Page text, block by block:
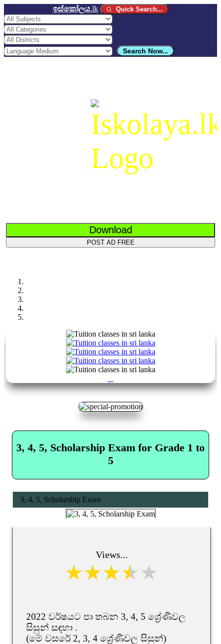
ඉස්කෝලය.lk Quick Search...
Search Now...
Download
POST AD FREE
3, 4, 5, Scholarship Exam for Grade 1 to
5
3, 4, 5, Scholarship Exam
Views...
2022 වර්ෂයට පා තබන 3, 4, 5 ශ්‍රේණිවල
සිසුන් සඳහා .
(මේ වසරේ 2, 3, 4 ශ්‍රේණිවල සිසුන්)